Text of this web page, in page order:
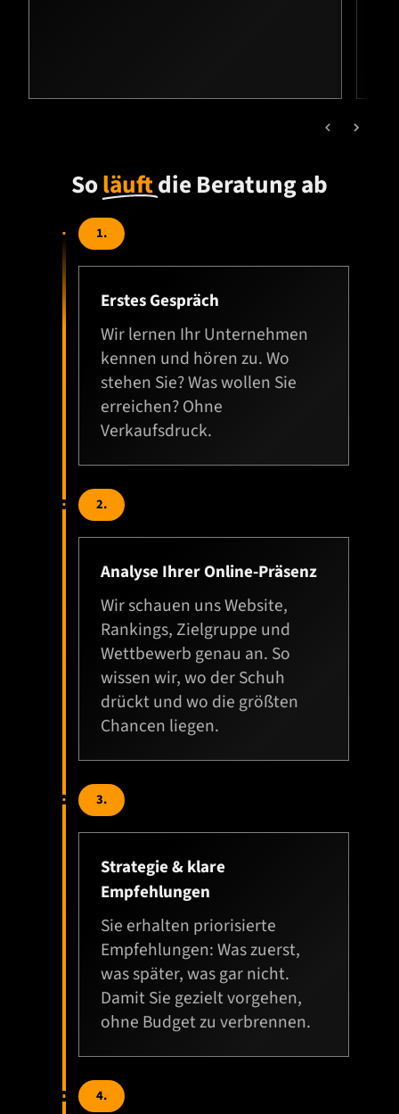
Soläuftdie Beratung ab
1.
Erstes Gespräch
Wir lernen Ihr Unternehmen
kennen und hören zu. Wo
stehen Sie? Was wollen Sie
erreichen? Ohne
Verkaufsdruck.
2.
Analyse Ihrer Online-Präsenz
Wir schauen uns Website,
Rankings, Zielgruppe und
Wettbewerb genau an. So
wissen wir, wo der Schuh
drückt und wo die größten
Chancen liegen.
3.
Strategie & klare
Empfehlungen
Sie erhalten priorisierte
Empfehlungen: Was zuerst,
was später, was gar nicht.
Damit Sie gezielt vorgehen,
ohne Budget zu verbrennen.
4.